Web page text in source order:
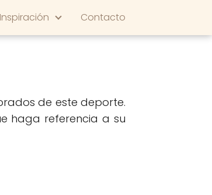
Inspiración Contacto
de este deporte.
haga referencia a su